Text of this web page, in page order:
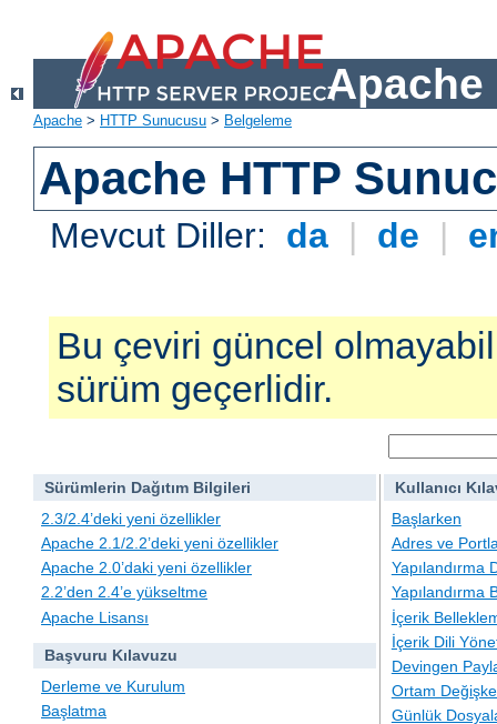
Apache
Apache > HTTP Sunucusu > Belgeleme
Apache HTTP
Mevcut Diller: da | de |
Bu çeviri güncel
sürüm geçerlidir.
Sürümlerin Dağıtım Bilgileri
2.3/2.4’deki yeni özellikler
Apache 2.1/2.2’deki yeni özellikler
Apache 2.0’daki yeni özellikler
2.2’den 2.4’e yükseltme
Apache Lisansı
Başvuru Kılavuzu
Derleme ve Kurulum
Başlatma
Kullanıcı
Başlarken
Adres ve
Yapılandırma
Yapılandırma
İçerik
İçerik Dili
Devingen
Ortam
Günlük